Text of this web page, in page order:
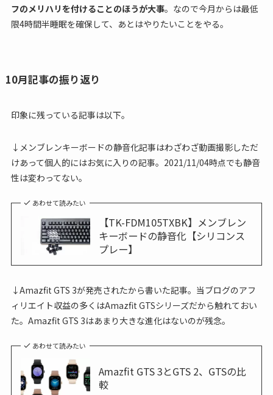
フのメリハリを付けることのほうが大事。なので今月からは最低
限4時間半睡眠を確保して、あとはやりたいことをやる。
10月記事の振り返り
印象に残っている記事は以下。
↓メンブレンキーボードの静音化記事はわざわざ動画撮影しただ
けあって個人的にはお気に入りの記事。2021/11/04時点でも静音
性は変わってない。
あわせて読みたい
【TK-FDM105TXBK】メンブレン
キーボードの静音化【シリコンス
プレー】
↓Amazfit GTS 3が発売されたから書いた記事。当ブログのアフ
ィリエイト収益の多くはAmazfit GTSシリーズだから触れておい
た。Amazfit GTS 3はあまり大きな進化はないのが残念。
あわせて読みたい
Amazfit GTS 3とGTS 2、GTSの比
較